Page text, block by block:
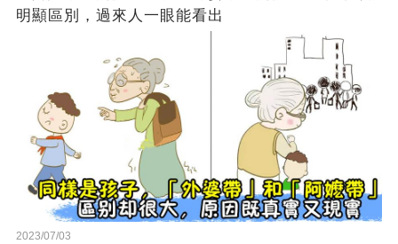
明顯區別，過來人一眼能看出
2023/07/03